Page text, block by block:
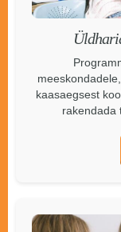
kaasaegsest
rakendada